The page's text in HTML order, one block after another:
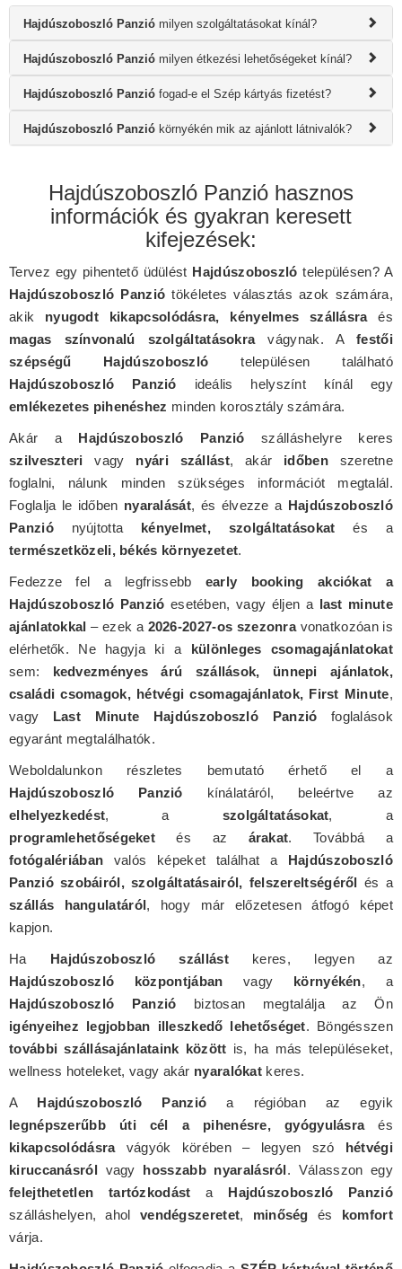
Hajdúszoboszló Panzió milyen szolgáltatásokat kínál?
Hajdúszoboszló Panzió milyen étkezési lehetőségeket kínál?
Hajdúszoboszló Panzió fogad-e el Szép kártyás fizetést?
Hajdúszoboszló Panzió környékén mik az ajánlott látnivalók?
Hajdúszoboszló Panzió hasznos
információk és gyakran keresett
kifejezések:
Tervez egy pihentető üdülést Hajdúszoboszló településen? A
Hajdúszoboszló Panzió tökéletes választás azok számára,
akik nyugodt kikapcsolódásra, kényelmes szállásraés
magas színvonalú szolgáltatásokravágynak. Afestői
szépségű Hajdúszoboszló településen található
Hajdúszoboszló Panzió ideális helyszínt kínál egy
emlékezetes pihenéshez minden korosztály számára.
Akár a Hajdúszoboszló Panzió szálláshelyre keres
szilveszteri vagy nyári szállást, akár időbenszeretne
foglalni, nálunk minden szükséges információt megtalál.
Foglalja le időben nyaralását, és élvezze a Hajdúszoboszló
Panziónyújtotta kényelmet, szolgáltatásokat és a
természetközeli, békés környezetet.
Fedezze fel a legfrissebb early booking akciókat a
Hajdúszoboszló Panzió esetében, vagy éljen a last minute
ajánlatokkal – ezek a 2026-2027-os szezonravonatkozóan is
elérhetők. Ne hagyja ki a különleges csomagajánlatokat
sem: kedvezményes árú szállások, ünnepi ajánlatok,
családi csomagok, hétvégi csomagajánlatok, First Minute,
vagy Last Minute Hajdúszoboszló Panzió foglalások
egyaránt megtalálhatók.
Weboldalunkon részletes bemutató érhető el a
Hajdúszoboszló Panzió kínálatáról, beleértve az
elhelyezkedést, a szolgáltatásokat, a
programlehetőségeket és az árakat. Továbbá a
fotógalériában valós képeket találhat a Hajdúszoboszló
Panzió szobáiról, szolgáltatásairól, felszereltségéről és a
szállás hangulatáról, hogy már előzetesen átfogó képet
kapjon.
Ha Hajdúszoboszló szállástkeres, legyen az
Hajdúszoboszló központjában vagy környékén, a
Hajdúszoboszló Panzió biztosan megtalálja az Ön
igényeihez legjobban illeszkedő lehetőséget. Böngésszen
további szállásajánlataink között is, ha más településeket,
wellness hoteleket, vagy akár nyaralókat keres.
A Hajdúszoboszló Panzió a régióban az egyik
legnépszerűbb úti cél a pihenésre, gyógyulásraés
kikapcsolódásravágyók körében – legyen szó hétvégi
kiruccanásról vagy hosszabb nyaralásról. Válasszon egy
felejthetetlen tartózkodást a Hajdúszoboszló Panzió
szálláshelyen, ahol vendégszeretet, minőség és komfort
várja.